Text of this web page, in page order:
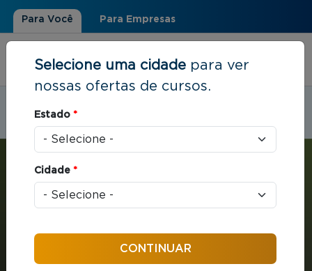
Para Você Para Empresas
Estudar em:Salvador, BA
Você está aqui
MBA com ênfase em Finanças, Controladoria e Auditoria
Selecione uma cidade para ver
nossas ofertas de cursos.
Estado *
Cidade *